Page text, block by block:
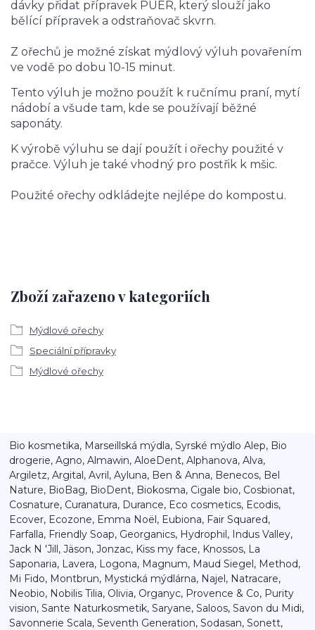
dávky přidat přípravek PUER, který slouží jako
bělící přípravek a odstraňovač skvrn.
Z ořechů je možné získat mýdlový výluh povařením
ve vodě po dobu 10-15 minut.
Tento výluh je možno použít k ručnímu praní, mytí
nádobí a všude tam, kde se používají běžné
saponáty.
K výrobě výluhu se dají použít i ořechy použité v
pračce. Výluh je také vhodný pro postřik k mšic.
Použité ořechy odkládejte nejlépe do kompostu.
Zboží zařazeno v kategoriích
Mýdlové ořechy
Speciální přípravky
Mýdlové ořechy
Bio kosmetika, Marseillská mýdla, Syrské mýdlo Alep, Bio
drogerie, Agno, Almawin, AloeDent, Alphanova, Alva,
Argiletz, Argital, Avril, Ayluna, Ben & Anna, Benecos, Bel
Nature, BioBag, BioDent, Biokosma, Cigale bio, Cosbionat,
Cosnature, Curanatura, Durance, Eco cosmetics, Ecodis,
Ecover, Ecozone, Emma Noël, Eubiona, Fair Squared,
Farfalla, Friendly Soap, Georganics, Hydrophil, Indus Valley,
Jack N 'Jill, Jäson, Jonzac, Kiss my face, Knossos, La
Saponaria, Lavera, Logona, Magnum, Maud Siegel, Method,
Mi Fido, Montbrun, Mystická mýdlárna, Najel, Natracare,
Neobio, Nobilis Tilia, Olivia, Organyc, Provence & Co, Purity
vision, Sante Naturkosmetik, Saryane, Saloos, Savon du Midi,
Savonnerie Scala, Seventh Generation, Sodasan, Sonett,